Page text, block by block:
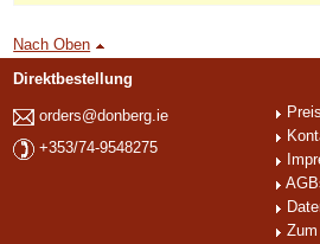
Nach Oben
Direktbestellung
orders@donberg.ie
+353/74-9548275